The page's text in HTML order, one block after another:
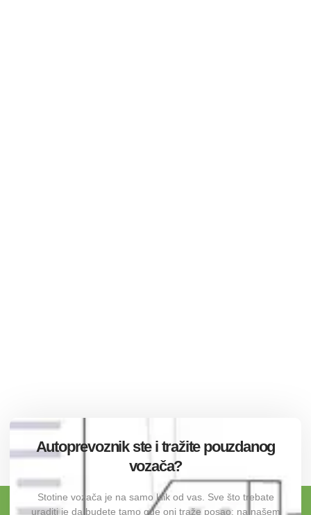
Autoprevoznik ste i tražite pouzdanog
vozača?
Stotine vozača je na samo klik od vas. Sve što trebate
uraditi je da budete tamo gde oni traže posao: na našem